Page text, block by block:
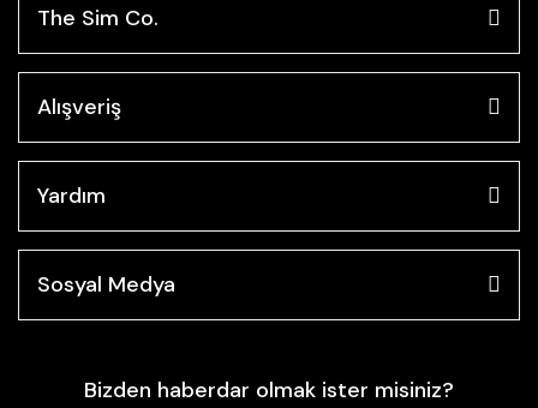
The Sim Co.
Alışveriş
Yardım
Sosyal Medya
Bizden haberdar olmak ister misiniz?